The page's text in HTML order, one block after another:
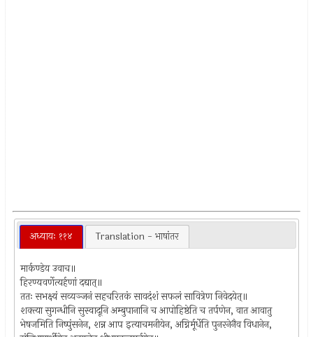
अध्यायः ११४ Translation - भाषांतर
मार्कण्डेय उवाच॥
हिरण्यवर्णेत्यर्हणां दद्यात्॥
ततः सभक्ष्यं सव्यञ्जनं सहचरितकं सावदंशं सफलं सावित्रेण निवेदयेत्॥
शक्त्या सुगन्धीनि सुस्वादूनि अम्बुपानानि च आपोहिष्ठेति च तर्पणेन, वात आवातु
भेषजमिति निष्पुंसनेन, शन्न आप इत्याचमनीयेन, अग्निर्मूर्धेति पुनरनेनैव विधानेन,